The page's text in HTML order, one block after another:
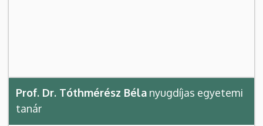
Prof. Dr. Tóthmérész Béla nyugdíjas egyetemi
tanár